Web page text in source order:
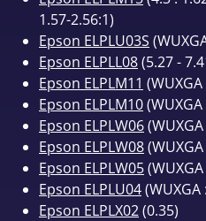
1.57-2.56:1)
Epson ELPLU03S
Epson ELPLL08(5.27 -
Epson ELPLM11
Epson ELPLM10
Epson ELPLW06
Epson ELPLW08
Epson ELPLW05
Epson ELPLU04(WUXGA
Epson ELPLX02(0.35)